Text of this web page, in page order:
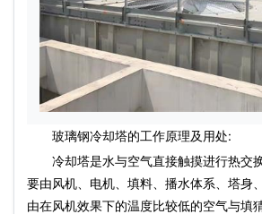
玻璃钢冷却塔的工作原理及用处:
冷却塔是水与空气直接触摸进行热交
要由风机、电机、填料、播水体系、塔身
由在风机效果下的温度比较低的空气与填